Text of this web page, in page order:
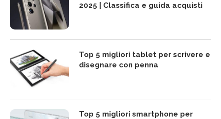
2025 | Classifica e guida acquisti
Top 5 migliori tablet per scrivere e
disegnare con penna
Top 5 migliori smartphone per